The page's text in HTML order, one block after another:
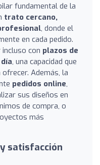
fundamental de la
trato cercano,
, donde el
en cada pedido.
con plazos de
, una capacidad que
Además, la
pedidos online,
sus diseños en
de compra, o
más
satisfacción